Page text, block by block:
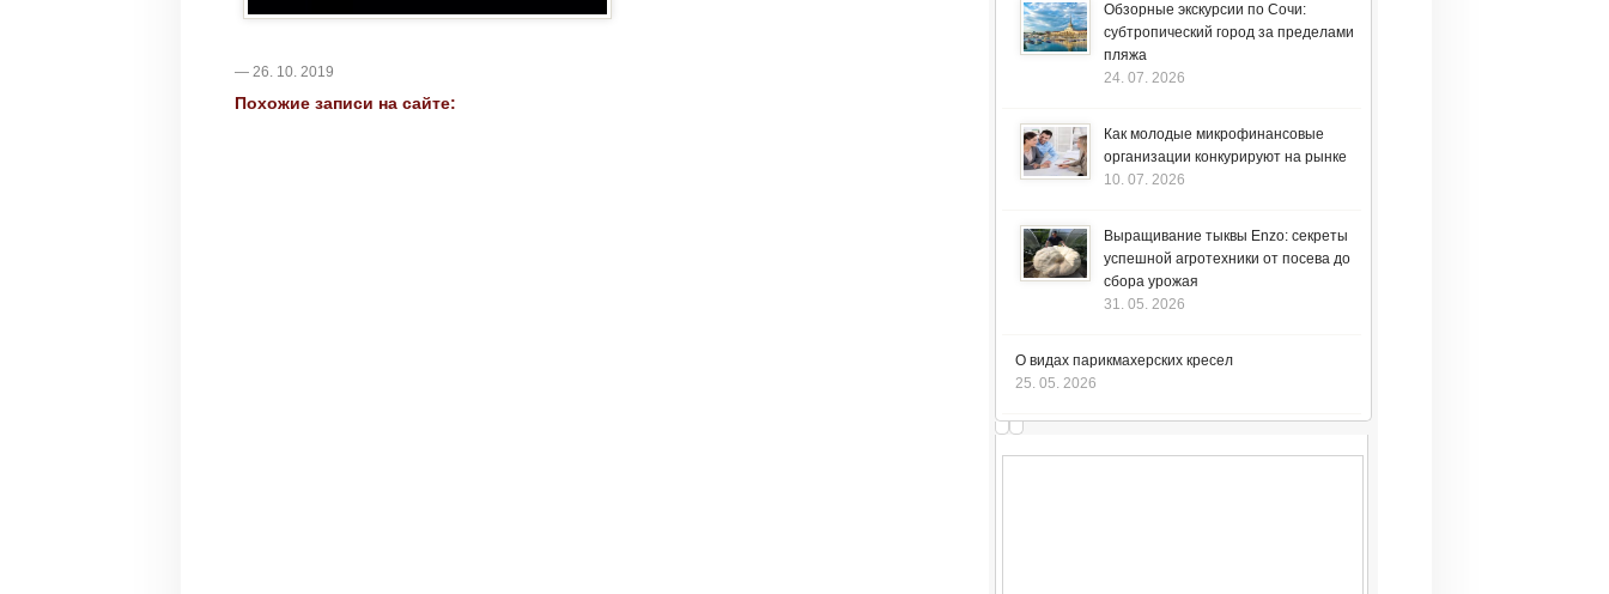
— 26. 10. 2019
Похожие записи на сайте:
Обзорные экскурсии по Сочи:
субтропический город за пределами
пляжа
24. 07. 2026
Как молодые микрофинансовые
организации конкурируют на рынке
10. 07. 2026
Выращивание тыквы Enzo: секреты
успешной агротехники от посева до
сбора урожая
31. 05. 2026
О видах парикмахерских кресел
25. 05. 2026